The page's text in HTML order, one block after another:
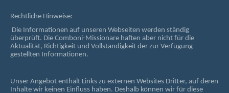
Rechtliche Hinweise:
Die Informationen auf unseren Webseiten werden ständig
überprüft. Die Comboni-Missionare haften aber nicht für die
Aktualität, Richtigkeit und Vollständigkeit der zur Verfügung
gestellten Informationen.
Unser Angebot enthält Links zu externen Websites Dritter, auf deren
Inhalte wir keinen Einfluss haben. Deshalb können wir für diese